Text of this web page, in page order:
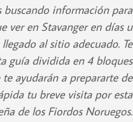
buscando información para
ver en Stavanger en días u
al sitio adecuado. Te
guía dividida en 4 bloques
te ayudarán a prepararte de
tu breve visita por esta
de los Fiordos Noruegos.